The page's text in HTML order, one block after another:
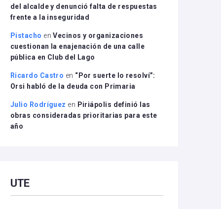
del alcalde y denunció falta de respuestas
frente a la inseguridad
Pistacho enVecinos y organizaciones
cuestionan la enajenación de una calle
pública en Club del Lago
Ricardo Castro en “Por suerte lo resolví”:
Orsi habló de la deuda con Primaria
Julio Rodríguez en Piriápolis definió las
obras consideradas prioritarias para este
año
UTE